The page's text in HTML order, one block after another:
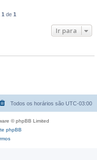
1 de 1
Ir para
Todos os horários são UTC-03:00
© phpBB Limited
phpBB